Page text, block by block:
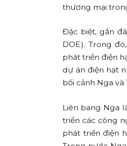
thương mại
Đặc biệt, gần
DOE). Trong
phát triển điện
dự án điện hạt
bối cảnh Nga
Liên bang Nga
triển các công
phát triển điện